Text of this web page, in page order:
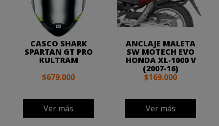
CASCO SHARK
SPARTAN GT PRO
KULTRAM
$679.000
Ver más
ANCLAJE MALETA
SW MOTECH EVO
HONDA XL-1000 V
(2007-16)
$169.000
Ver más